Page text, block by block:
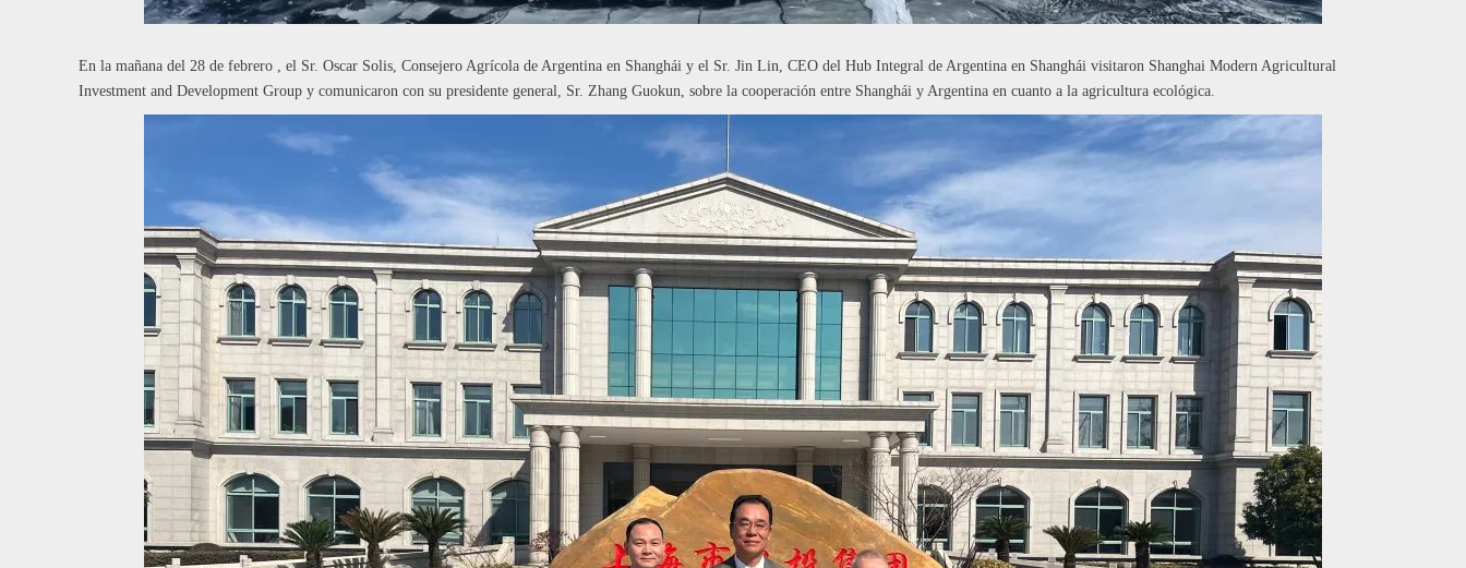
En la mañana del 28 de febrero , el Sr. Oscar Solis, Consejero Agrícola de Argentina en Shanghái y el Sr. Jin Lin, CEO del Hub Integral de Argentina en Shanghái visitaron Shanghai Modern Agricultural
Investment and Development Group y comunicaron con su presidente general, Sr. Zhang Guokun, sobre la cooperación entre Shanghái y Argentina en cuanto a la agricultura ecológica.